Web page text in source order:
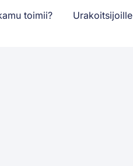
toimii? Urakoitsijoille